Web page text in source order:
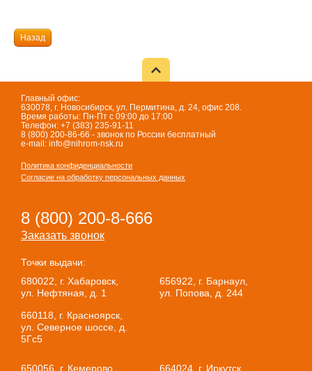
Назад
Главный офис:
630078, г. Новосибирск, ул. Пермитина, д. 24, офис 208.
Время работы: Пн-Пт с 09:00 до 17:00
Телефон: +7 (383) 235-91-11
8 (800) 200-86-66 - звонок по России бесплатный
e-mail: info@nihrom-nsk.ru
Политика конфиденциальности
Согласие на обработку персональных данных
Точки выдачи:
680022, г. Хабаровск,
ул. Нефтяная, д. 1
656922, г. Барнаул,
ул. Попова, д. 244
660118, г. Красноярск,
ул. Северное шоссе, д.
5Гс5
8 (800) 200-8-666
Заказать звонок
650056, г. Кемерово, 664024, г. Иркутск,